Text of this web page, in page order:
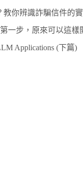
教你辨識詐騙信件的
一步，原來可以這樣
Applications (下篇)